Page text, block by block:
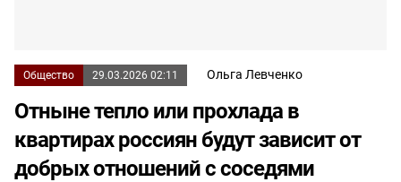
Общество 29.03.2026 02:11 Ольга Левченко
Отныне тепло или прохлада в
квартирах россиян будут зависит от
добрых отношений с соседями